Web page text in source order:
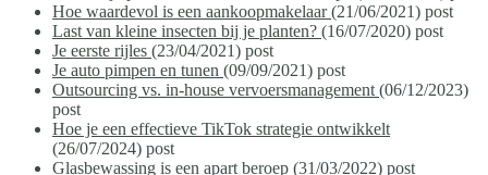
Hoe waardevol is een aankoopmakelaar(21/06/2021) post
Last van kleine insecten bij je planten? (16/07/2020) post
Je eerste rijles (23/04/2021) post
Je auto pimpen en tunen (09/09/2021) post
Outsourcing vs. in-house vervoersmanagement (06/12/2023)
post
Hoe je een effectieve TikTok strategie ontwikkelt
(26/07/2024) post
Glasbewassing is een apart beroep (31/03/2022) post